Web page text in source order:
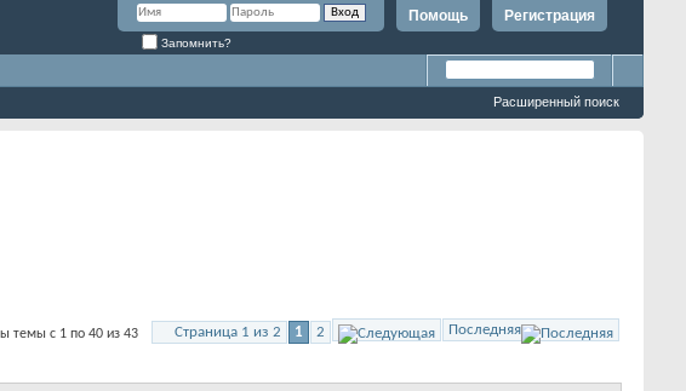
Регистрация
Помощь
Запомнить?
Расширенный поиск
Страница 1 из 2 1 2 Последняя
темы с 1 по 40 из 43